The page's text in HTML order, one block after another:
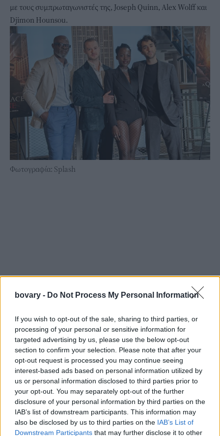
bovary - Do Not Process My Personal Information
If you wish to opt-out of the sale, sharing to third parties, or
processing of your personal or sensitive information for
targeted advertising by us, please use the below opt-out
section to confirm your selection. Please note that after your
opt-out request is processed you may continue seeing
interest-based ads based on personal information utilized by
us or personal information disclosed to third parties prior to
your opt-out. You may separately opt-out of the further
disclosure of your personal information by third parties on the
IAB’s list of downstream participants. This information may
also be disclosed by us to third parties on the IAB’s List of
Downstream Participants that may further disclose it to other
με τους συμπρωταγωνιστές της, Joseph Quinn, Alex Wolff και
Djimon Hounsou.
Φωτογραφία: Splash
Λίγα λόγια για την ταινία
Το A Quiet Place: Day one είναι το prequel του A Quiet Place
του 2018.
Η επερχόμενη ταινία τρόμου είναι σε σκηνοθεσία του Michael